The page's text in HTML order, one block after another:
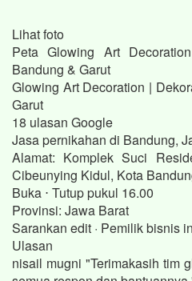
Lihat foto
Peta Glowing Art
Bandung & Garut
Glowing Art Decoration |
Garut
18 ulasan Google
Jasa pernikahan di Bandung,
Alamat: Komplek Suci
Cibeunying Kidul, Kota
Buka ⋅ Tutup pukul 16.00
Provinsi: Jawa Barat
Sarankan edit · Pemilik bisnis
Ulasan
nisail mugni "Terimakasih tim